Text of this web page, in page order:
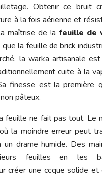
Obtenir ce bruit
à la fois aérienne et
maîtrise de la feuille de
la feuille de brick
la warka artisanale
cuite à la
finesse est la première
pâteux.
feuille ne fait pas tout. Le
la moindre erreur peut
drame humide. Des
feuilles en les
créer une coque solide et